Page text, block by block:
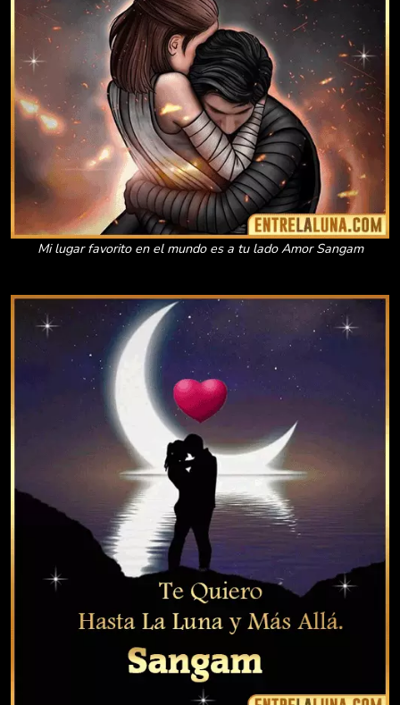
Mi lugar favorito en el mundo es a tu lado Amor Sangam